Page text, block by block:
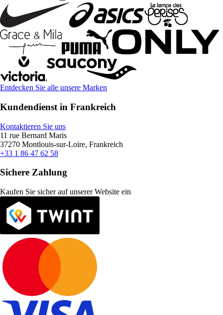
Entdecken Sie alle unsere Marken
Kundendienst in Frankreich
Kontaktieren Sie uns
11 rue Bernard Maris
37270 Montlouis-sur-Loire, Frankreich
+33 1 86 47 62 58
Sichere Zahlung
Kaufen Sie sicher auf unserer Website ein